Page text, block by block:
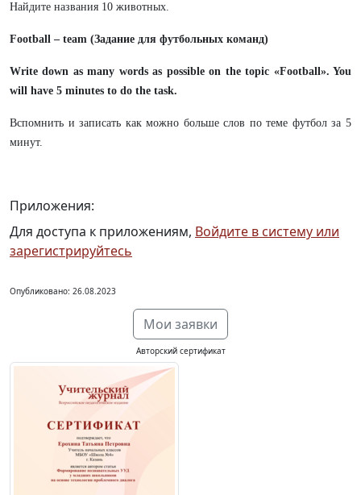
Найдите названия 10 животных.
Football – team (Задание для футбольных команд)
Write down as many words as possible on the topic «Football». You
will have 5 minutes to do the task.
Вспомнить и записать как можно больше слов по теме футбол за 5
минут.
Приложения:
Для доступа к приложениям, Войдите в систему или
зарегистрируйтесь
Опубликовано: 26.08.2023
Мои заявки
Авторский сертификат